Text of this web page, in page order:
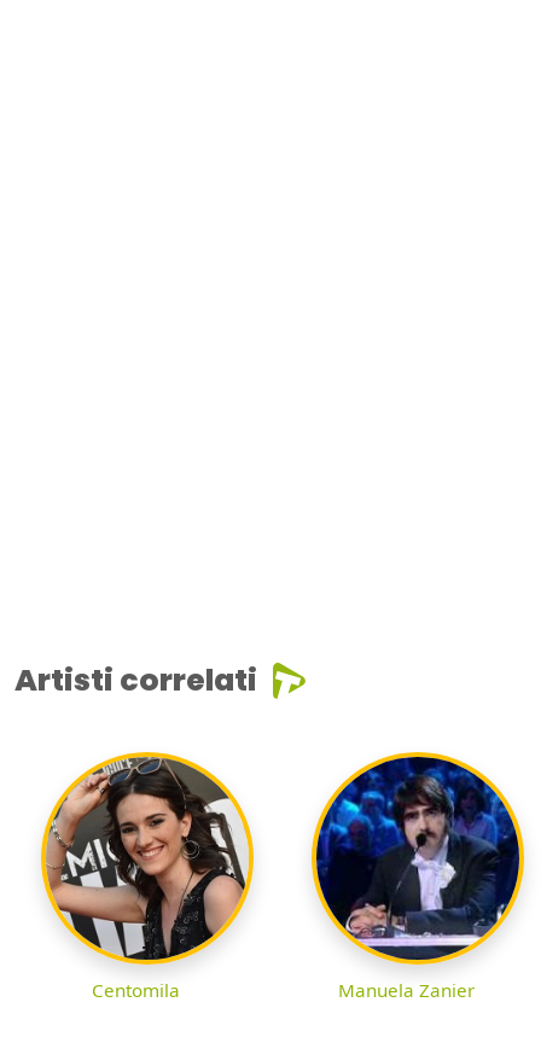
Artisti correlati
Centomila Manuela Zanier